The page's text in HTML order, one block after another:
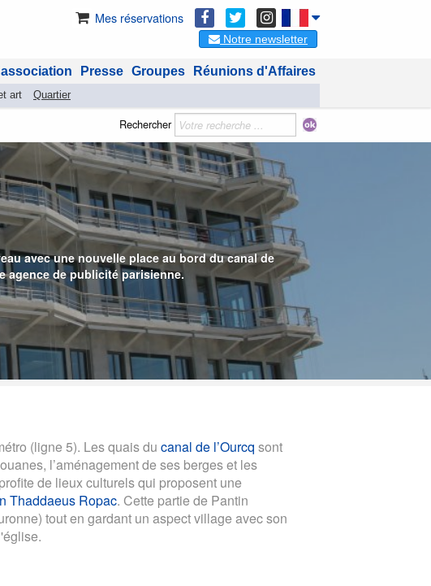
Mes réservations
Notre newsletter
art Quartier
Réunions d'Affaires
Groupes
Presse
Rechercher
avec une nouvelle place au bord du canal de
agence de publicité parisienne.
(ligne 5). Les quais du canal de l’Ourcq sont
l’aménagement de ses berges et les
de lieux culturels qui proposent une
Thaddaeus Ropac. Cette partie de Pantin
tout en gardant un aspect village avec son